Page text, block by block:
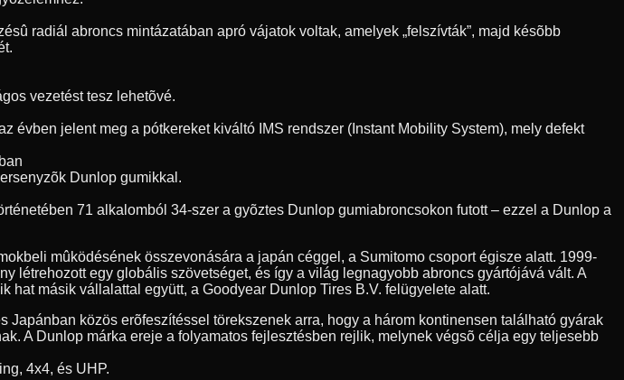
radiál abroncs mintázatában apró vájatok voltak, amelyek „felszívták”, majd késõbb
vezetést tesz lehetõvé.
jelent meg a pótkereket kiváltó IMS rendszer (Instant Mobility System), mely defekt
Dunlop gumikkal.
71 alkalomból 34-szer a gyõztes Dunlop gumiabroncsokon futott – ezzel a Dunlop a
mûködésének összevonására a japán céggel, a Sumitomo csoport égisze alatt. 1999-
létrehozott egy globális szövetséget, és így a világ legnagyobb abroncs gyártójává vált. A
hat másik vállalattal együtt, a Goodyear Dunlop Tires B.V. felügyelete alatt.
Japánban közös erõfeszítéssel törekszenek arra, hogy a három kontinensen található gyárak
A Dunlop márka ereje a folyamatos fejlesztésben rejlik, melynek végsõ célja egy teljesebb
4x4, és UHP.